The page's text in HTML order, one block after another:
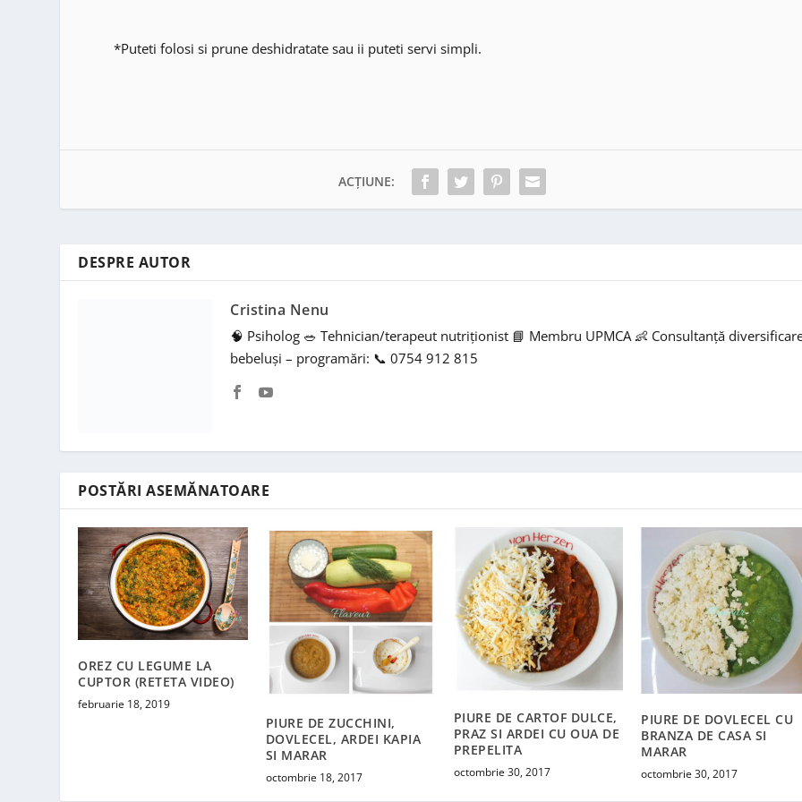
*Puteti folosi si prune deshidratate sau ii puteti servi simpli.
ACȚIUNE:
DESPRE AUTOR
Cristina Nenu
🧠 Psiholog 🥗 Tehnician/terapeut nutriționist 📘 Membru UPMCA 👶 Consultanță
bebeluși – programări: 📞 0754 912 815
POSTĂRI ASEMĂNATOARE
OREZ CU LEGUME LA
CUPTOR (RETETA VIDEO)
februarie 18, 2019
PIURE DE ZUCCHINI,
DOVLECEL, ARDEI KAPIA
SI MARAR
octombrie 18, 2017
PIURE DE CARTOF DULCE,
PRAZ SI ARDEI CU OUA DE
PREPELITA
octombrie 30, 2017
PIURE DE DOVLECEL CU
BRANZA DE CASA SI
MARAR
octombrie 30, 2017